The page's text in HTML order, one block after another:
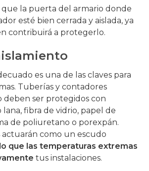
que la puerta del armario donde
esté bien cerrada y aislada, ya
contribuirá a protegerlo.
es una de las claves para
Tuberías y contadores
deben ser protegidos con
lana, fibra de vidrio, papel de
de poliuretano o porexpán.
actuarán como un escudo
que las temperaturas extremas
tus instalaciones.